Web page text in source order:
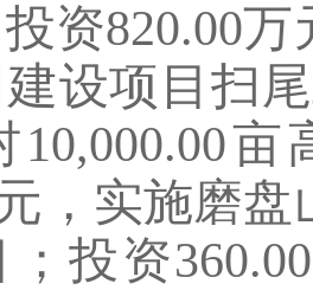
资820.00万
设项目扫
10,000.00亩
，实施磨盘
投资360.00